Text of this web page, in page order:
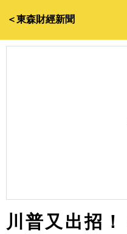
＜東森財經新聞
川普又出招